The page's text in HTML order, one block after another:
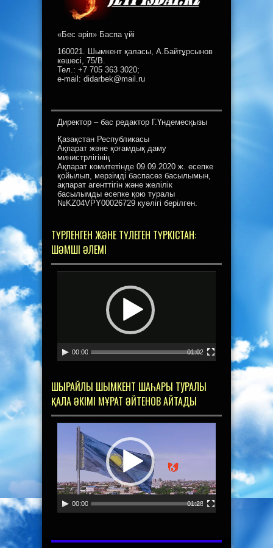
«Бес әріп» Баспа үйі
160021. Шымкент қаласы, А.Байтұрсынов
көшесі, 75/В.
Тел.: +7 705 363 3020;
e-mail: didarbek@mail.ru
Директор – бас редактор Г.Үндемесқызы
Қазақстан Республикасы
Ақпарат және қоғамдық даму
министрлігінің
Ақпарат комитетінде 09.09.2020 ж. есепке
қойылып, мерзімді баспасөз басылымын,
ақпарат агенттігін және желілік
басылымды есепке қою туралы
№KZ04VPY00026729 куәлігі берілген.
ТҮРЛЕНГЕН ЖӘНЕ ТҮЛЕГЕН ТҮРКІСТАН:
ШӘМШІ ӘЛЕМІ
00:00 01:02
ШЫРАЙЛЫ ШЫМКЕНТ ШАҺАРЫ ТУРАЛЫ
ҚАЛА ӘКІМІ МҰРАТ ӘЙТЕНОВ АЙТАДЫ
Видеоплеер
00:00 01:28